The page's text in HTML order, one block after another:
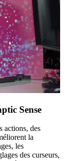
Sense
actions, des
la
les
des curseurs,